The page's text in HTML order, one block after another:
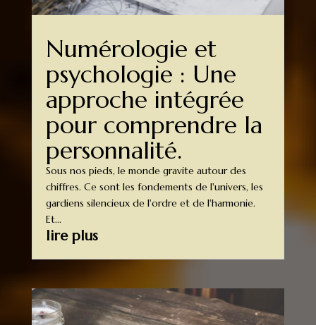
Numérologie et
psychologie : Une
approche intégrée
pour comprendre la
personnalité.
Sous nos pieds, le monde gravite autour des
chiffres. Ce sont les fondements de l'univers, les
gardiens silencieux de l'ordre et de l'harmonie.
Et...
lire plus